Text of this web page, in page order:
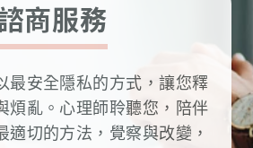
商服務
最安全隱私的方式，讓您釋
煩亂。心理師聆聽您，陪伴
適切的方法，覺察與改變，